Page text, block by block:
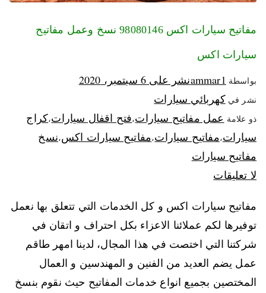
مفاتيح سيارات اكس 98080146‬ نسخ وعمل مفاتيح
سيارات اكس
بواسطة ammar1نشر على 6 سبتمبر، 2020
نشر في كهربائي سيارات
ذو علامة عمل مفاتيح سيارات،فتح اقفال سيارات،كراج
سيارات،مفاتيح سيارات،مفاتيح سيارات اكس،نسخ
مفاتيح سيارات
لا تعليقات
مفاتيح سيارات اكس و كل الخدمات التي تتعلق بها نعمل
توفيرها لكم عملائنا الاعزاء بكل احتراف و اتقان في
شركتنا التي اختصت في هذا المجال، لدينا امهر طاقم
عمل يضم العديد من الفنين و المهندسين و العمال
المختصين بجميع انواع خدمات المفاتيح حيث نقوم بنسخ